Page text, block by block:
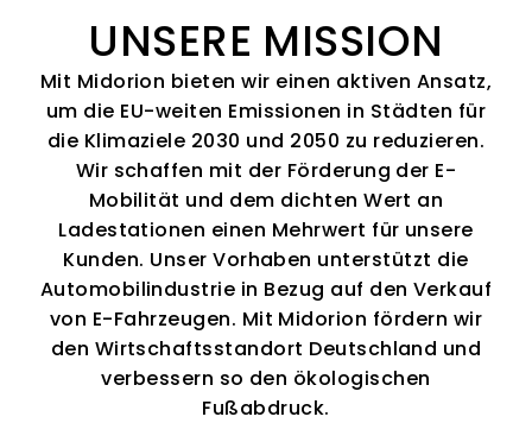
UNSERE MISSION
Mit Midorion bieten wir einen aktiven Ansatz,
um die EU-weiten Emissionen in Städten für
die Klimaziele 2030 und 2050 zu reduzieren.
Wir schaffen mit der Förderung der E-
Mobilität und dem dichten Wert an
Ladestationen einen Mehrwert für unsere
Kunden. Unser Vorhaben unterstützt die
Automobilindustrie in Bezug auf den Verkauf
von E-Fahrzeugen. Mit Midorion fördern wir
den Wirtschaftsstandort Deutschland und
verbessern so den ökologischen
Fußabdruck.